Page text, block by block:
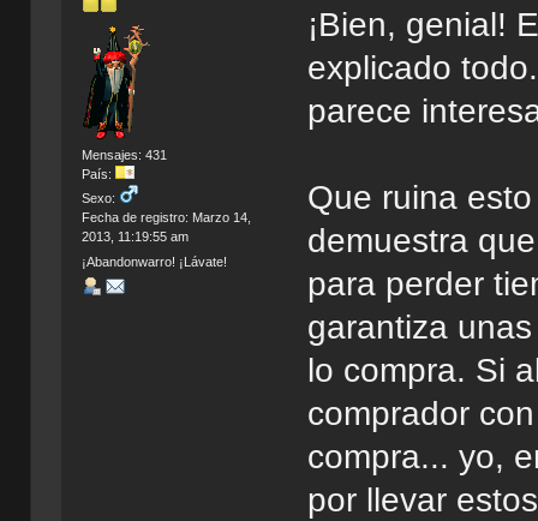
Mensajes: 431
País:
Sexo:
Fecha de registro: Marzo 14,
2013, 11:19:55 am
¡Abandonwarro! ¡Lávate!
¡Bien, genial!
explicado
parece
Que ruina
demuestra
para perder
garantiza
lo compra. Si
comprador
compra... yo,
por llevar